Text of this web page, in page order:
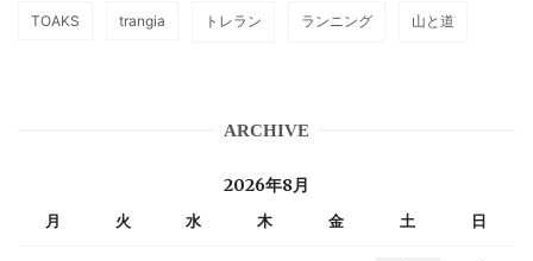
TOAKS trangia トレラン ランニング 山と道
ARCHIVE
2026年8月
月 火 水 木 金 土 日